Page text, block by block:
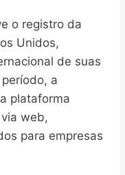
o registro da
Unidos,
de suas
a
plataforma
web,
para empresas